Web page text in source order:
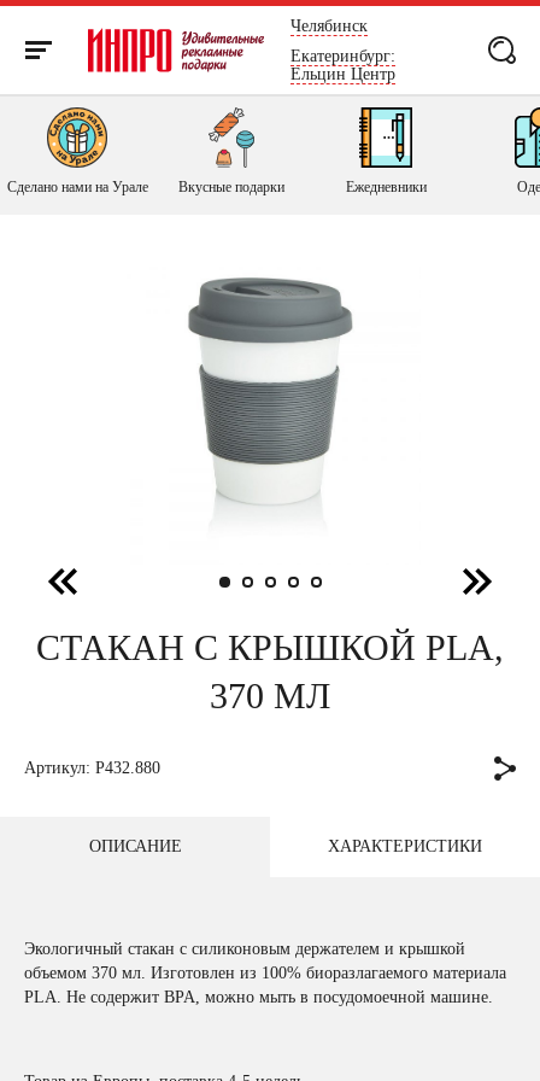
Челябинск
Екатеринбург:
Ельцин Центр
Сделано нами на Урале Вкусные подарки Ежедневники
СТАКАН С КРЫШКОЙ PLA,
370 МЛ
Артикул: P432.880
ОПИСАНИЕ ХАРАКТЕРИСТИКИ
Экологичный стакан с силиконовым держателем и крышкой
объемом 370 мл. Изготовлен из 100% биоразлагаемого материала
PLA. Не содержит BPA, можно мыть в посудомоечной машине.